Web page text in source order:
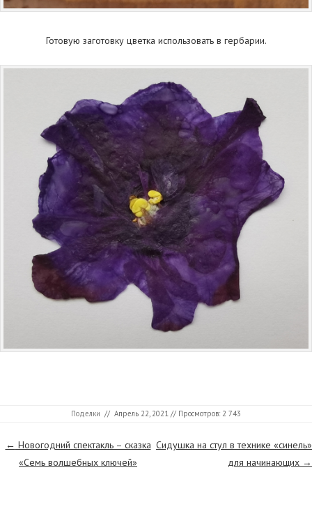
Готовую заготовку цветка использовать в гербарии.
Поделки // Апрель 22, 2021 // Просмотров: 2 743
Страницы
← Новогодний спектакль – сказка
«Семь волшебных ключей»
Сидушка на стул в технике «синель»
для начинающих →